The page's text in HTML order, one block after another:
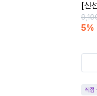
[신
5%
직접